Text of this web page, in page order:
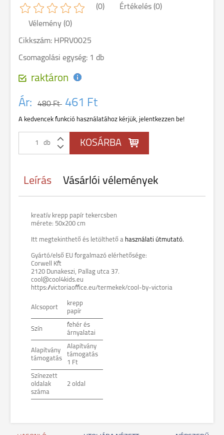
(0) Értékelés (0)
Vélemény (0)
Cikkszám: HPRV0025
Csomagolási egység: 1 db
raktáron
Ár: 480 Ft 461 Ft
A kedvencek funkció használatához kérjük, jelentkezzen be!
db
Leírás Vásárlói vélemények
kreatív krepp papír tekercsben
mérete: 50x200 cm
Itt megtekinthető és letölthető a használati útmutató.
Gyártó/első EU forgalmazó elérhetősége:
Corwell Kft
2120 Dunakeszi, Pallag utca 37.
cool@cool4kids.eu
https://victoriaoffice.eu/termekek/cool-by-victoria
Alcsoport
krepp
papír
Szín
fehér és
árnyalatai
Alapítvány
támogatás
Alapítvány
támogatás
1 Ft
Színezett
oldalak
száma
2 oldal